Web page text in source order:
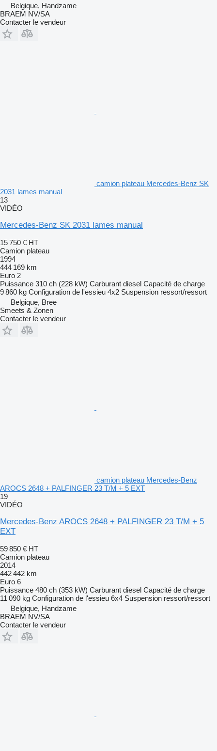
Belgique, Handzame
BRAEM NV/SA
Contacter le vendeur
camion plateau Mercedes-Benz SK
2031 lames manual
13
VIDÉO
Mercedes-Benz SK 2031 lames manual
15 750 € HT
Camion plateau
1994
444 169 km
Euro 2
Puissance 310 ch (228 kW) Carburant diesel Capacité de charge
9 860 kg Configuration de l'essieu 4x2 Suspension ressort/ressort
Belgique, Bree
Smeets & Zonen
Contacter le vendeur
camion plateau Mercedes-Benz
AROCS 2648 + PALFINGER 23 T/M + 5 EXT
19
VIDÉO
Mercedes-Benz AROCS 2648 + PALFINGER 23 T/M + 5
EXT
59 850 € HT
Camion plateau
2014
442 442 km
Euro 6
Puissance 480 ch (353 kW) Carburant diesel Capacité de charge
11 090 kg Configuration de l'essieu 6x4 Suspension ressort/ressort
Belgique, Handzame
BRAEM NV/SA
Contacter le vendeur